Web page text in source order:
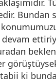
Bundan
ki